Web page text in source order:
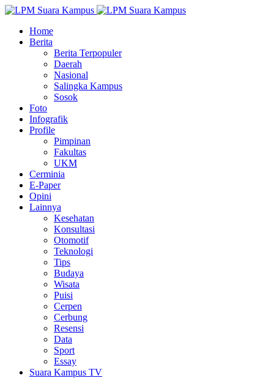
Home
Berita
Berita Terpopuler
Daerah
Nasional
Salingka Kampus
Sosok
Foto
Infografik
Profile
Pimpinan
Fakultas
UKM
Cerminia
E-Paper
Opini
Lainnya
Kesehatan
Konsultasi
Otomotif
Teknologi
Tips
Budaya
Wisata
Puisi
Cerpen
Cerbung
Resensi
Data
Sport
Essay
Suara Kampus TV